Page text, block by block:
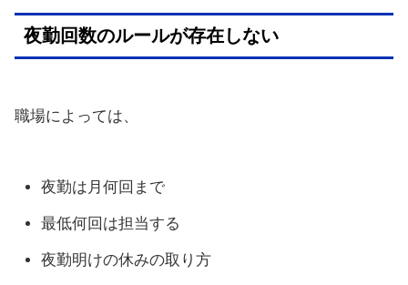
夜勤回数のルールが存在しない
職場によっては、
夜勤は月何回まで
最低何回は担当する
夜勤明けの休みの取り方